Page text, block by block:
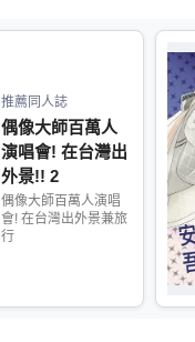
推薦同人誌
偶像大師百萬人
演唱會! 在台灣出
外景!! 2
偶像大師百萬人演唱
會! 在台灣出外景兼旅
行